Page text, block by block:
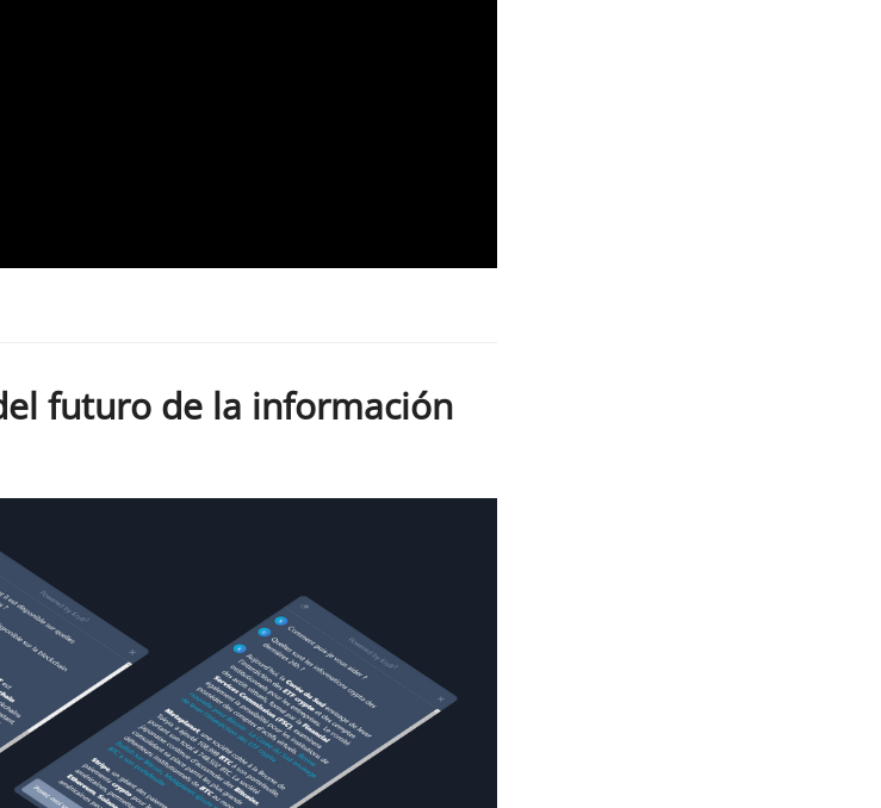
futuro de la información